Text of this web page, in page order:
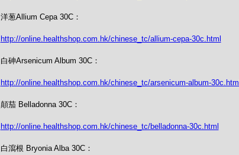
洋葱Allium Cepa 30C：
http://online.healthshop.com.hk/chinese_tc/allium-cepa-30c.html
白砷Arsenicum Album 30C：
http://online.healthshop.com.hk/chinese_tc/arsenicum-album-30c.html
顛茄 Belladonna 30C：
http://online.healthshop.com.hk/chinese_tc/belladonna-30c.html
白瀉根 Bryonia Alba 30C：